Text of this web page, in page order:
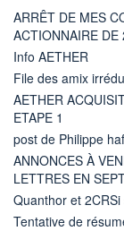
ARRÊT DE MES
ACTIONNAIRE DE
Info AETHER
File des amix
AETHER
ETAPE 1
post de Philippe
ANNONCES À
LETTRES EN
Quanthor et
Tentative de